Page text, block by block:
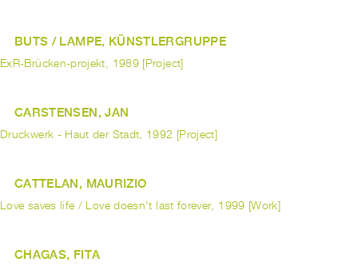
BUTS / LAMPE, KÜNSTLERGRUPPE
ExR-Brücken-projekt, 1989 [Project]
CARSTENSEN, JAN
Druckwerk - Haut der Stadt, 1992 [Project]
CATTELAN, MAURIZIO
Love saves life / Love doesn't last forever, 1999 [Work]
CHAGAS, FITA